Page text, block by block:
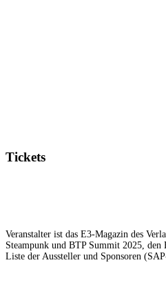
Tickets
Veranstalter ist das E3-Magazin des
Steampunk und BTP Summit 2025, den
Liste der Aussteller und Sponsoren